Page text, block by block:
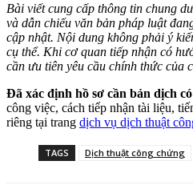
Bài viết cung cấp thông tin chung
và dẫn chiếu văn bản pháp luật
cập nhật. Nội dung không phải ý
cụ thể. Khi cơ quan tiếp nhận có
cần ưu tiên yêu cầu chính thức của
Đã xác định hồ sơ cần bản dịch
công việc, cách tiếp nhận tài liệu,
riêng tại trang dịch vụ dịch thuật
TAGS Dịch thuật công chứng